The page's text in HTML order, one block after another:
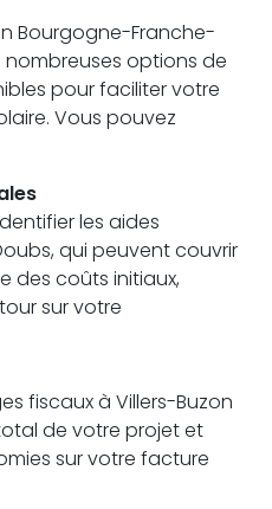
Bourgogne-Franche-
options de
pour faciliter votre
Vous pouvez
les aides
qui peuvent couvrir
des coûts initiaux,
sur votre
fiscaux à Villers-Buzon
de votre projet et
sur votre facture